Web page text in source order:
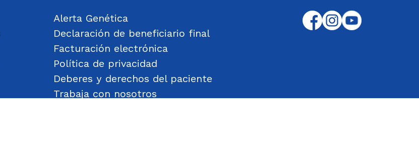
Alerta Genética
Declaración de beneficiario final
Facturación electrónica
Política de privacidad
Deberes y derechos del paciente
Trabaja con nosotros